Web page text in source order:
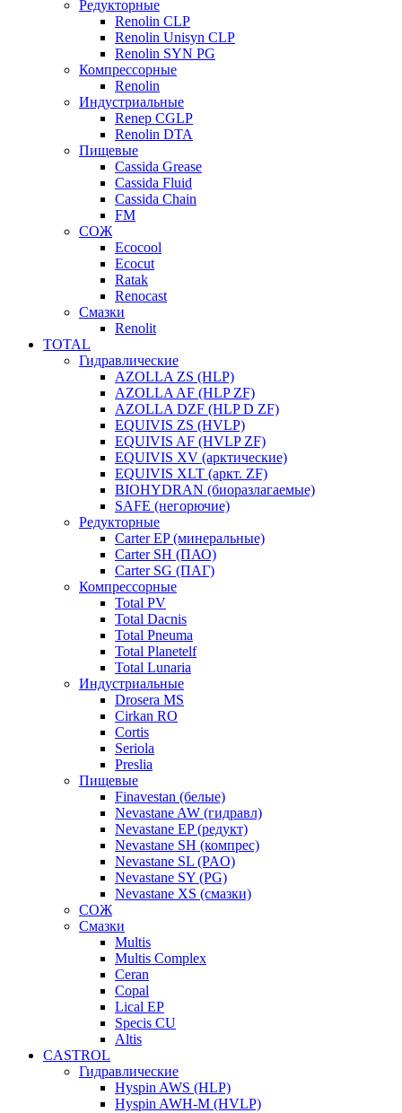
Редукторные
Renolin CLP
Renolin Unisyn CLP
Renolin SYN PG
Компрессорные
Renolin
Индустриальные
Renep CGLP
Renolin DTA
Пищевые
Cassida Grease
Cassida Fluid
Cassida Chain
FM
СОЖ
Ecocool
Ecocut
Ratak
Renocast
Смазки
Renolit
TOTAL
Гидравлические
AZOLLA ZS (HLP)
AZOLLA AF (HLP ZF)
AZOLLA DZF (HLP D ZF)
EQUIVIS ZS (HVLP)
EQUIVIS AF (HVLP ZF)
EQUIVIS XV (арктические)
EQUIVIS XLT (аркт. ZF)
BIOHYDRAN (биоразлагаемые)
SAFE (негорючие)
Редукторные
Carter EP (минеральные)
Carter SH (ПАО)
Carter SG (ПАГ)
Компрессорные
Total PV
Total Dacnis
Total Pneuma
Total Planetelf
Total Lunaria
Индустриальные
Drosera MS
Cirkan RO
Cortis
Seriola
Preslia
Пищевые
Finavestan (белые)
Nevastane AW (гидравл)
Nevastane EP (редукт)
Nevastane SH (компрес)
Nevastane SL (PAO)
Nevastane SY (PG)
Nevastane XS (смазки)
СОЖ
Смазки
Multis
Multis Complex
Ceran
Copal
Lical EP
Specis CU
Altis
CASTROL
Гидравлические
Hyspin AWS (HLP)
Hyspin AWH-M (HVLP)